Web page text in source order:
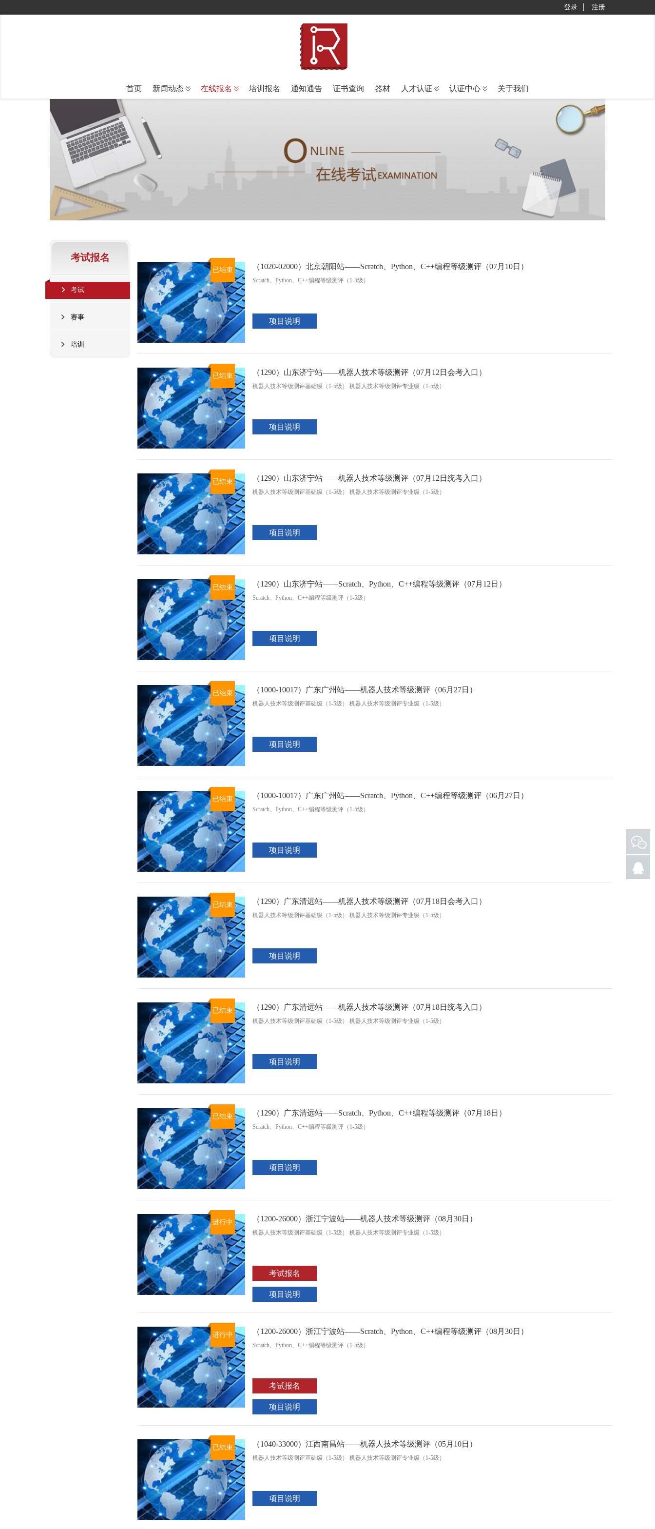
登录 注册
首页 新闻动态 在线报名 培训报名 通知通告 证书查询 器材 人才认证 认证中心 关于我们
考试报名
考试
赛事
培训
已结束 （1020-02000）北京朝阳站——Scratch、Python、C++编程等级测评（07月10日）
Scratch、Python、C++编程等级测评（1-5级）
项目说明
已结束 （1290）山东济宁站——机器人技术等级测评（07月12日会考入口）
机器人技术等级测评基础级（1-5级） 机器人技术等级测评专业级（1-5级）
项目说明
已结束 （1290）山东济宁站——机器人技术等级测评（07月12日统考入口）
机器人技术等级测评基础级（1-5级） 机器人技术等级测评专业级（1-5级）
项目说明
已结束 （1290）山东济宁站——Scratch、Python、C++编程等级测评（07月12日）
Scratch、Python、C++编程等级测评（1-5级）
项目说明
已结束 （1000-10017）广东广州站——机器人技术等级测评（06月27日）
机器人技术等级测评基础级（1-5级） 机器人技术等级测评专业级（1-5级）
项目说明
已结束 （1000-10017）广东广州站——Scratch、Python、C++编程等级测评（06月27日）
Scratch、Python、C++编程等级测评（1-5级）
项目说明
已结束 （1290）广东清远站——机器人技术等级测评（07月18日会考入口）
机器人技术等级测评基础级（1-5级） 机器人技术等级测评专业级（1-5级）
项目说明
已结束 （1290）广东清远站——机器人技术等级测评（07月18日统考入口）
机器人技术等级测评基础级（1-5级） 机器人技术等级测评专业级（1-5级）
项目说明
已结束 （1290）广东清远站——Scratch、Python、C++编程等级测评（07月18日）
Scratch、Python、C++编程等级测评（1-5级）
项目说明
进行中 （1200-26000）浙江宁波站——机器人技术等级测评（08月30日）
机器人技术等级测评基础级（1-5级） 机器人技术等级测评专业级（1-5级）
考试报名
项目说明
进行中 （1200-26000）浙江宁波站——Scratch、Python、C++编程等级测评（08月30日）
Scratch、Python、C++编程等级测评（1-5级）
考试报名
项目说明
已结束 （1040-33000）江西南昌站——机器人技术等级测评（05月10日）
机器人技术等级测评基础级（1-5级） 机器人技术等级测评专业级（1-5级）
项目说明